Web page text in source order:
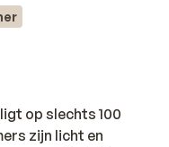
op slechts 100
zijn licht en